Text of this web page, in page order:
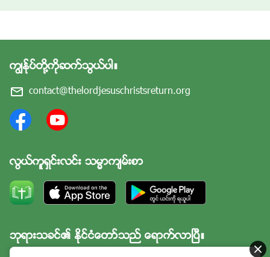
ကြၽန္ုပ္တို႔ကိုဆက္သြယ္ပါ။
contact@thelordjesuschristsreturn.org
လြယ္ကူရွင္းလင္း သမၼာက်မ္းစာ
ဘုရားသခင္၏ ႏိုင္ငံေတာ္သည္ ေရာက္လာၿပီ။